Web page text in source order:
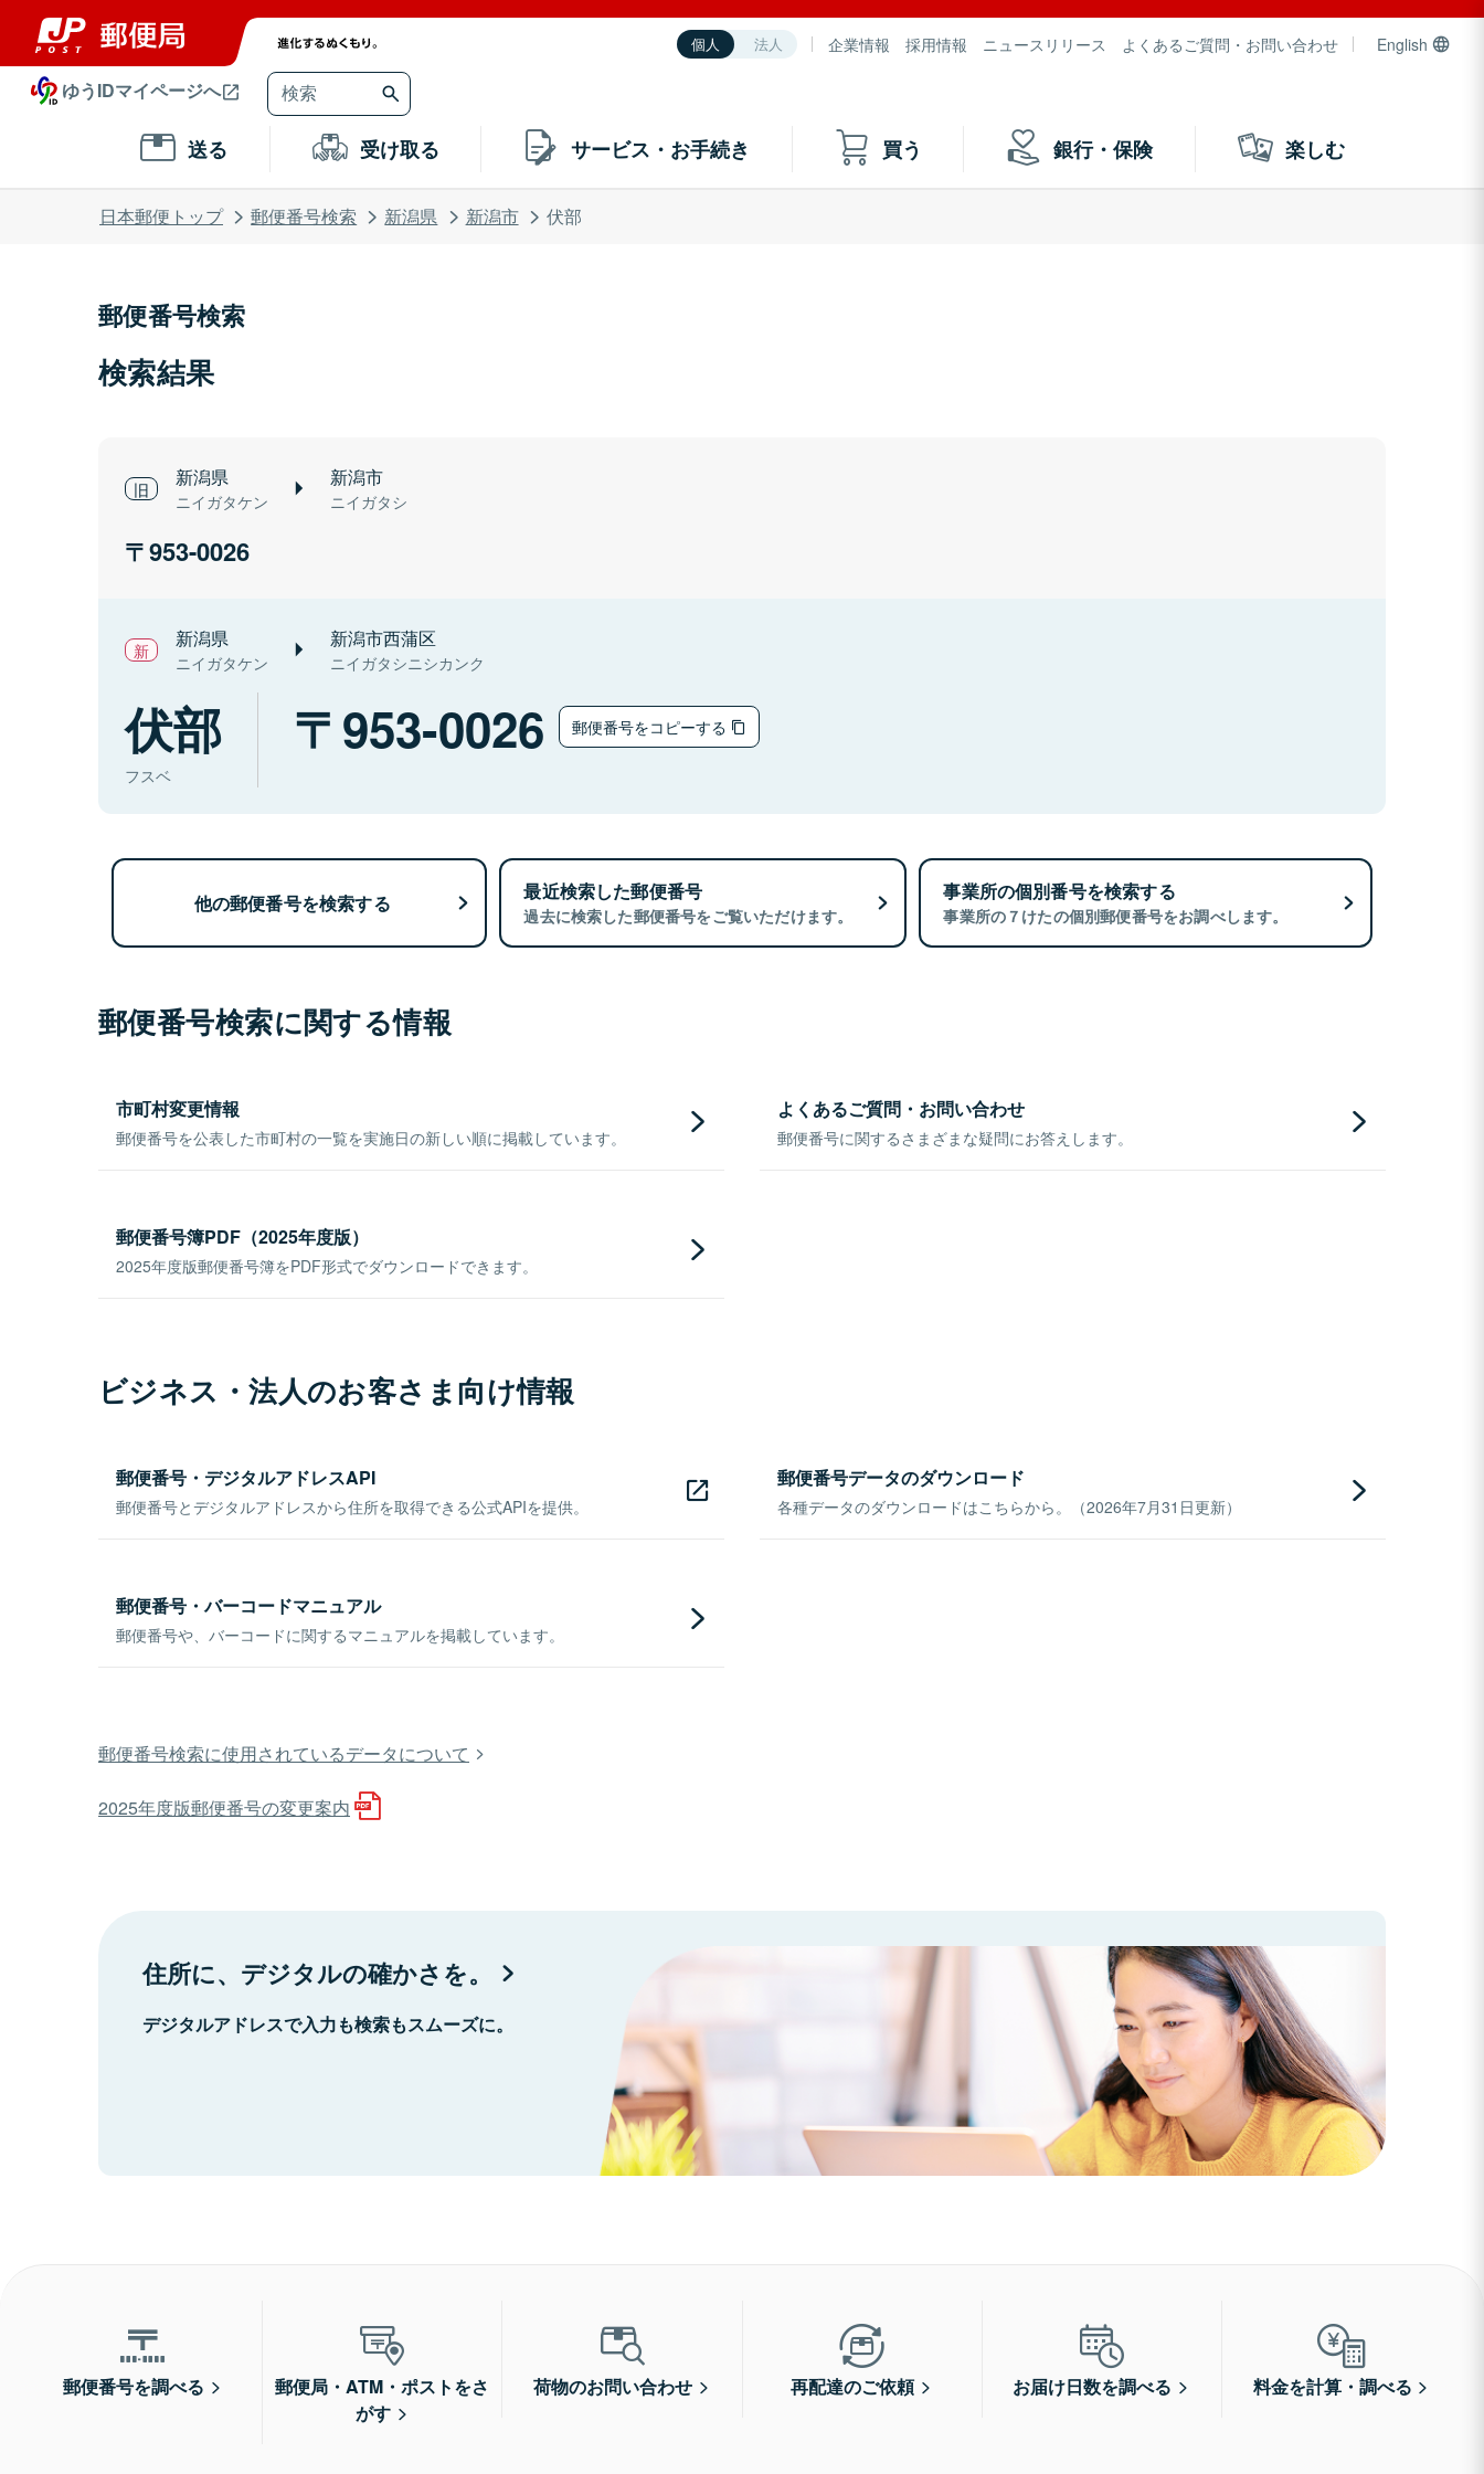
個人 法人 企業情報 採用情報 ニュースリリース よくあるご質問・お問い合わせ English
ゆうIDマイページへ
送る 受け取る サービス・お手続き 買う 銀行・保険 楽しむ
日本郵便トップ 郵便番号検索 新潟県 新潟市 伏部
郵便番号検索
検索結果
新潟県
ニイガタケン
新潟市
ニイガタシ
953-0026
新潟県
ニイガタケン
新潟市西蒲区
ニイガタシニシカンク
伏部
フスベ
953-0026 郵便番号をコピーする
他の郵便番号を検索する 最近検索した郵便番号
過去に検索した郵便番号をご覧いただけます。
事業所の個別番号を検索する
事業所の７けたの個別郵便番号をお調べします。
郵便番号検索に関する情報
市町村変更情報
郵便番号を公表した市町村の一覧を実施日の新しい順に掲載しています。
よくあるご質問・お問い合わせ
郵便番号に関するさまざまな疑問にお答えします。
郵便番号簿PDF（2025年度版）
2025年度版郵便番号簿をPDF形式でダウンロードできます。
ビジネス・法人のお客さま向け情報
郵便番号・デジタルアドレスAPI
郵便番号とデジタルアドレスから住所を取得できる公式APIを提供。
郵便番号データのダウンロード
各種データのダウンロードはこちらから。（2026年7月31日更新）
郵便番号・バーコードマニュアル
郵便番号や、バーコードに関するマニュアルを掲載しています。
郵便番号検索に使用されているデータについて
2025年度版郵便番号の変更案内
住所に、デジタルの確かさを。
デジタルアドレスで入力も検索もスムーズに。
郵便番号を調べる
郵便局・ATM・ポストをさ
がす
荷物のお問い合わせ 再配達のご依頼 お届け日数を調べる 料金を計算・調べる